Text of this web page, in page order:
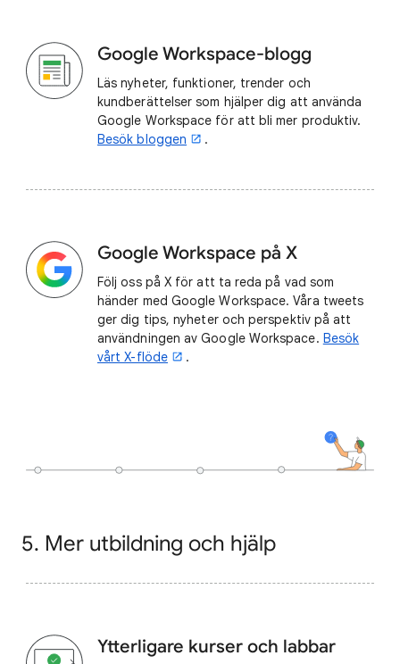
Google Workspace-blogg
Läs nyheter, funktioner, trender och
kundberättelser som hjälper dig att använda
Google Workspace för att bli mer produktiv.
Besök bloggen
.
Google Workspace på X
Följ oss på X för att ta reda på vad som
händer med Google Workspace. Våra tweets
ger dig tips, nyheter och perspektiv på att
användningen av Google Workspace. Besök
vårt X-flöde
.
5. Mer utbildning och hjälp
Ytterligare kurser och labbar